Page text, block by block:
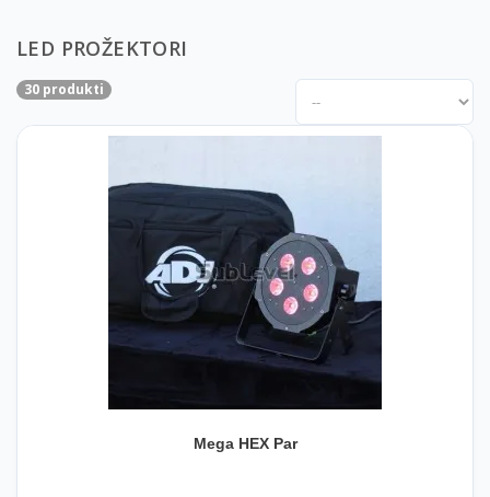
LED PROŽEKTORI
30 produkti
Mega HEX Par